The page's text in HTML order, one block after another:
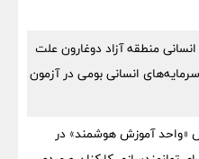
منطقه آزاد دوغارون علت
انسانی بومی در آزمون
«واحد آموزش هوشمند» در